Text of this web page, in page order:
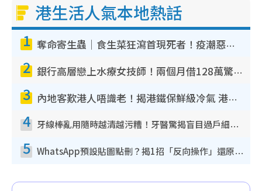
港生活人氣本地熱話
1 奪命寄生蟲｜食生菜狂瀉首現死者！疫潮惡化錄1.8萬宗病例 揭洗菜3大謬誤
2 銀行高層戀上水療女技師！兩個月借128萬驚覺「沉船」沉落火海 揭背後疑似邪教操控賣淫
3 內地客歎港人唔識老！揭港鐵保鮮級冷氣 港人求放過：咪投訴
4 牙線棒亂用隨時越清越污糟！牙醫驚揭盲目過戶細菌恐致蛀牙：呢種先係日常真保養
5 WhatsApp預設貼圖點刪？揭1招「反向操作」還原簡潔介面 附3步實測教學